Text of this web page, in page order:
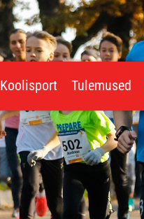
Koolisport Tulemused